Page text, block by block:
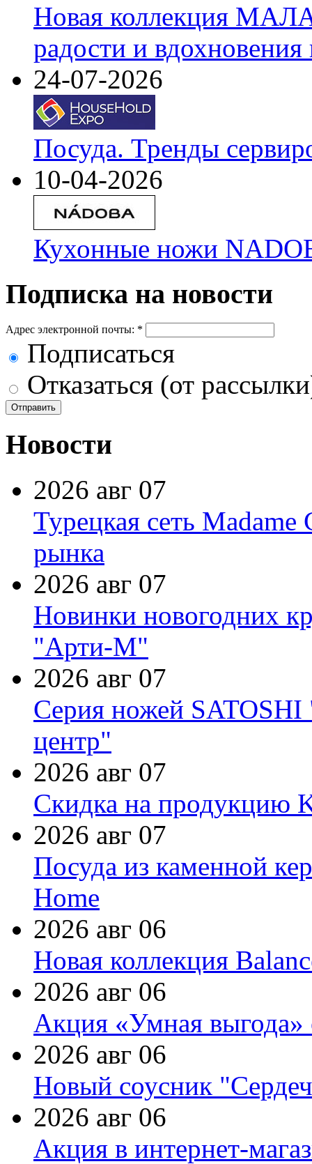
Новая коллекция
радости и
24-07-2026
Посуда. Тренды
10-04-2026
Кухонные ножи
Подписка на новости
Адрес электронной почты: *
Подписаться
Отказаться (от
Новости
2026 авг 07
Турецкая сеть Madame
рынка
2026 авг 07
Новинки новогодних
"Арти-М"
2026 авг 07
Серия ножей
центр"
2026 авг 07
Скидка на продукцию
2026 авг 07
Посуда из каменной
Home
2026 авг 06
Новая коллекция
2026 авг 06
Акция «Умная выгода»
2026 авг 06
Новый соусник
2026 авг 06
Акция в интернет-